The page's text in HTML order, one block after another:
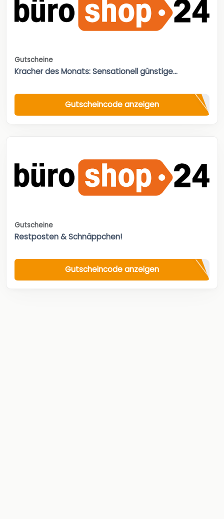
Gutscheine
Kracher des Monats: Sensationell günstige...
Gutscheincode anzeigen
Gutscheine
Restposten & Schnäppchen!
Gutscheincode anzeigen